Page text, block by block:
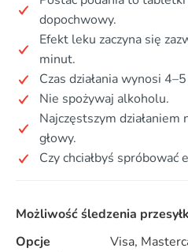
dopochwowy.
Efekt leku zaczyna się
minut.
Czas działania wynosi
Nie spożywaj alkoholu.
Najczęstszym
głowy.
Czy chciałbyś
Możliwość śledzenia
Opcje
Visa,